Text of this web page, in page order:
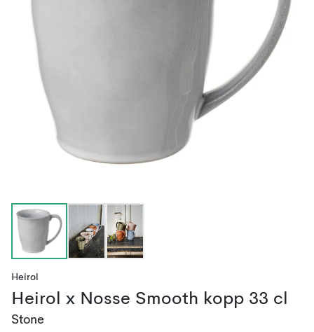
Heirol
Heirol x Nosse Smooth kopp 33 cl
Stone